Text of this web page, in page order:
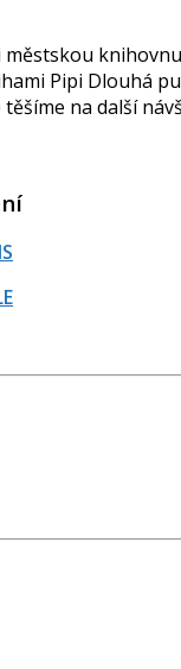
Pipi Dlouhá
na další